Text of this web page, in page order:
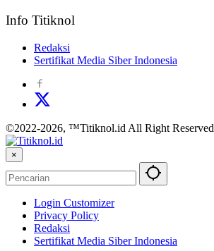
Info Titiknol
Redaksi
Sertifikat Media Siber Indonesia
©2022-2026, ™Titiknol.id All Right Reserved
×
Login Customizer
Privacy Policy
Redaksi
Sertifikat Media Siber Indonesia